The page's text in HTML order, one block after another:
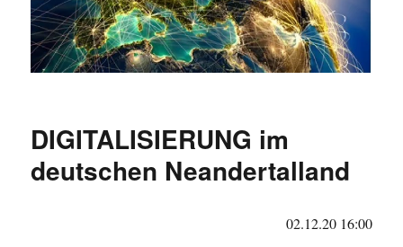
DIGITALISIERUNG im
deutschen Neandertalland
02.12.20 16:00